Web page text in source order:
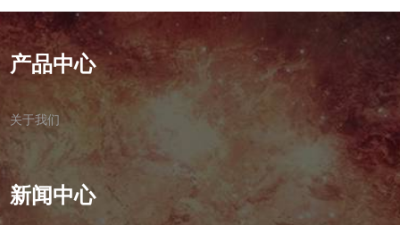
产品中心
关于我们
新闻中心